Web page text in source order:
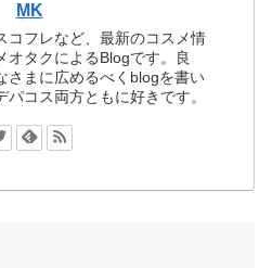
MK
コフレなど、最新のコスメ情
オタクによるBlogです。良
さまに広めるべくblogを書い
コス両方ともに好きです。